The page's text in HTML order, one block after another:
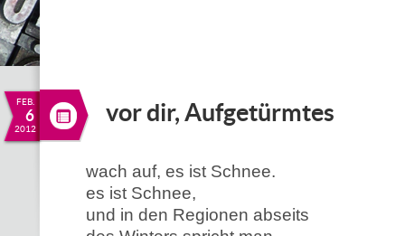
FEB.
6
2012
vor dir, Aufgetürmtes
wach auf, es ist Schnee.
es ist Schnee,
und in den Regionen abseits